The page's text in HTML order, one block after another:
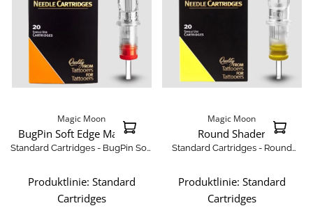
Magic Moon
BugPin Soft Edge Magnum
Standard Cartridges - BugPin Soft
Produktlinie: Standard
Cartridges
Magic Moon
Round Shader
Standard Cartridges - Round
Produktlinie: Standard
Cartridges